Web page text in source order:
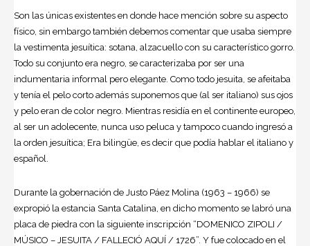
Son las únicas existentes en donde hace mención sobre su aspecto
físico, sin embargo también debemos comentar que usaba siempre
la vestimenta jesuítica: sotana, alzacuello con su característico gorro.
Todo su conjunto era negro, se caracterizaba por ser una
indumentaria informal pero elegante. Como todo jesuita, se afeitaba
y tenía el pelo corto además suponemos que (al ser italiano) sus ojos
y pelo eran de color negro. Mientras residía en el continente europeo,
al ser un adolecente, nunca uso peluca y tampoco cuando ingresó a
la orden jesuítica; Era bilingüe, es decir que podía hablar el italiano y
español.
Durante la gobernación de Justo Páez Molina (1963 – 1966) se
expropió la estancia Santa Catalina, en dicho momento se labró una
placa de piedra con la siguiente inscripción “DOMENICO ZIPOLI /
MÚSICO – JESUITA / FALLECIÓ AQUÍ / 1726”. Y fue colocado en el